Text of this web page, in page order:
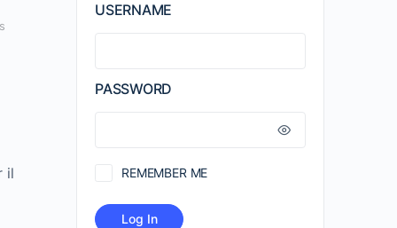
il
USERNAME
PASSWORD
REMEMBER ME